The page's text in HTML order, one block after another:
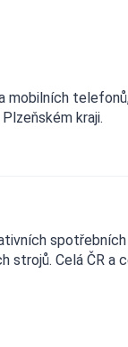
mobilních
kraji.
spotřebních
strojů. Celá ČR a